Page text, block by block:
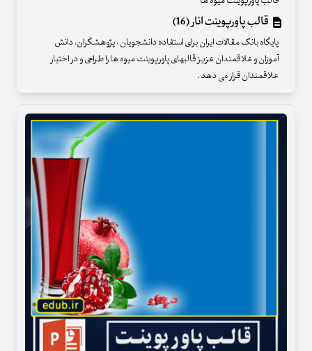
قالب پاورپوینت انار (16)
پایگاه بانک مقالات ایران برای استفاده دانشجویان ، پژوهشگران، دانش
آموزان و علاقمندان عزیز قالبهای پاورپوینت میوه ها را طراحی و در اختیار
علاقمندان قرار می دهد .